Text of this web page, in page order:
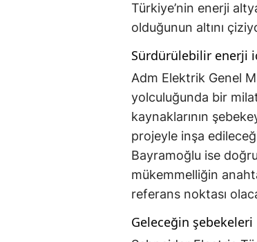
Türkiye’nin enerji
olduğunun altını
Sürdürülebilir enerji
Adm Elektrik Genel
yolculuğunda bir
kaynaklarının
projeyle inşa
Bayramoğlu ise
mükemmelliğin
referans noktası
Geleceğin